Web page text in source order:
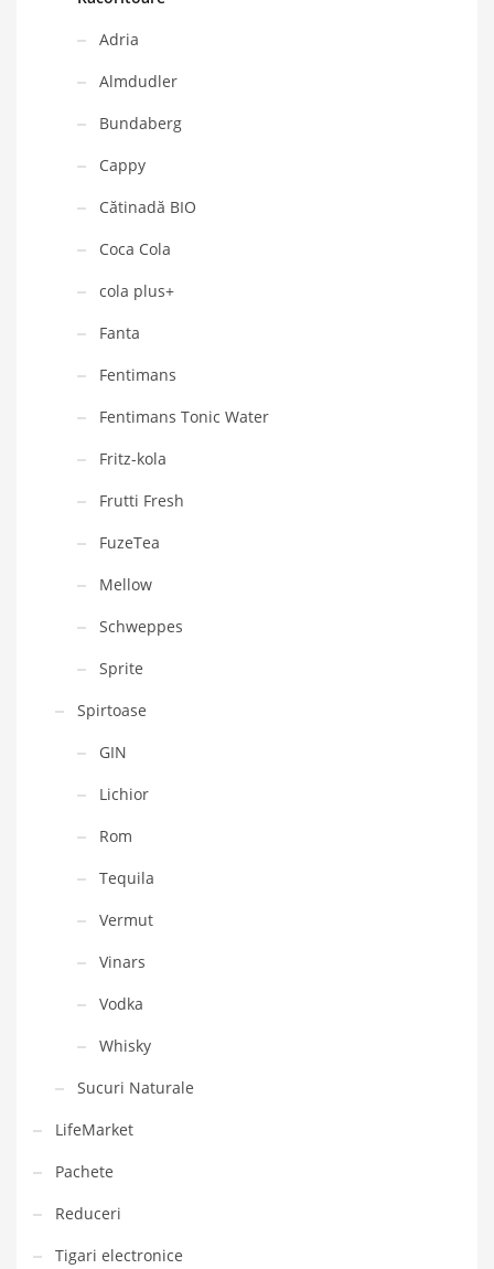
Adria
Almdudler
Bundaberg
Cappy
Cătinadă BIO
Coca Cola
cola plus+
Fanta
Fentimans
Fentimans Tonic Water
Fritz-kola
Frutti Fresh
FuzeTea
Mellow
Schweppes
Sprite
Spirtoase
GIN
Lichior
Rom
Tequila
Vermut
Vinars
Vodka
Whisky
Sucuri Naturale
LifeMarket
Pachete
Reduceri
Tigari electronice